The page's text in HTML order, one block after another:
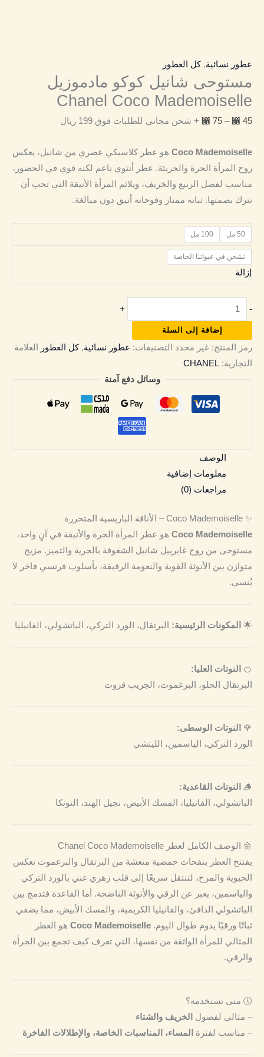
عطور نسائية,كل العطور
مستوحى شانيل كوكو مادموزيل
Chanel Coco Mademoiselle
⃁ 45
–
⃁ 75 + شحن مجاني للطلبات فوق 199 ريال
Coco Mademoiselle هو عطر كلاسيكي عصري من شانيل، يعكس
روح المرأة الحرة والجريئة. عطر أنثوي ناعم لكنه قوي في الحضور،
مناسب لفصل الربيع والخريف، ويلائم المرأة الأنيقة التي تحب أن
تترك بصمتها. ثباته ممتاز وفوحانه أنيق دون مبالغة.
50 مل 100 مل
تشحن في عبواتنا الخاصة
إزالة
-
+
إضافة إلى السلة
رمز المنتج: غير محدد التصنيفات: عطور نسائية,كل العطور
العلامة
التجارية: CHANEL
وسائل دفع آمنة
الوصف
معلومات إضافية
مراجعات (0)
✨ Coco Mademoiselle – الأناقة الباريسية المتحررة
Coco Mademoiselle هو عطر المرأة الحرة والأنيقة في آنٍ واحد،
مستوحى من روح غابرييل شانيل الشغوفة بالحرية والتميز. مزيج
متوازن بين الأنوثة القوية والنعومة الرقيقة، بأسلوب فرنسي فاخر لا
يُنسى.
🌟 المكونات الرئيسية: البرتقال، الورد التركي، الباتشولي، الفانيليا
🍊
النوتات العليا:
البرتقال الحلو، البرغموت، الجريب فروت
🌹
النوتات الوسطى:
الورد التركي، الياسمين، الليتشي
🪵 النوتات القاعدية:
الباتشولي، الفانيليا، المسك الأبيض، نجيل الهند، التونكا
🌼 الوصف الكامل لعطر Chanel Coco Mademoiselle
يفتتح العطر بنفحات حمضية منعشة من البرتقال والبرغموت تعكس
الحيوية والمرح، لتنتقل سريعًا إلى قلب زهري غني بالورد التركي
والياسمين، يعبر عن الرقي والأنوثة الناضجة. أما القاعدة فتدمج بين
الباتشولي الدافئ، والفانيليا الكريمية، والمسك الأبيض، مما يضفي
ثباتًا ورقيًا يدوم طوال اليوم. Coco Mademoiselle هو العطر
المثالي للمرأة الواثقة من نفسها، التي تعرف كيف تجمع بين الجرأة
والرقي.
🕔 متى تستخدمه؟
– مثالي لفصول
الخريف والشتاء
– مناسب لفترة
المساء، المناسبات الخاصة، والإطلالات الفاخرة